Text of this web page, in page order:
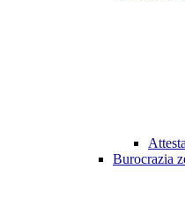
Burocrazia